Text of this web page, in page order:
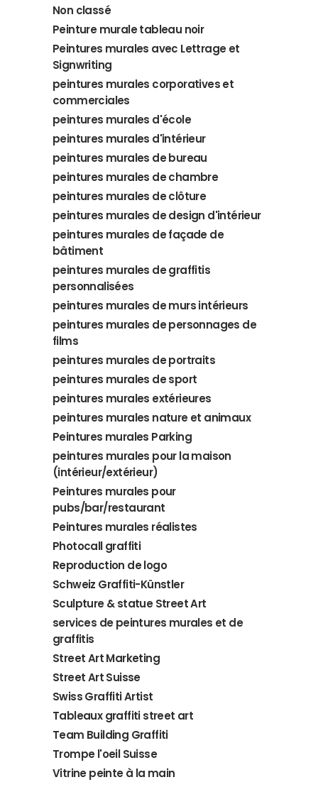
Non classé
Peinture murale tableau noir
Peintures murales avec Lettrage et
Signwriting
peintures murales corporatives et
commerciales
peintures murales d'école
peintures murales d'intérieur
peintures murales de bureau
peintures murales de chambre
peintures murales de clôture
peintures murales de design d'intérieur
peintures murales de façade de
bâtiment
peintures murales de graffitis
personnalisées
peintures murales de murs intérieurs
peintures murales de personnages de
films
peintures murales de portraits
peintures murales de sport
peintures murales extérieures
peintures murales nature et animaux
Peintures murales Parking
peintures murales pour la maison
(intérieur/extérieur)
Peintures murales pour
pubs/bar/restaurant
Peintures murales réalistes
Photocall graffiti
Reproduction de logo
Schweiz Graffiti-Künstler
Sculpture & statue Street Art
services de peintures murales et de
graffitis
Street Art Marketing
Street Art Suisse
Swiss Graffiti Artist
Tableaux graffiti street art
Team Building Graffiti
Trompe l'oeil Suisse
Vitrine peinte à la main